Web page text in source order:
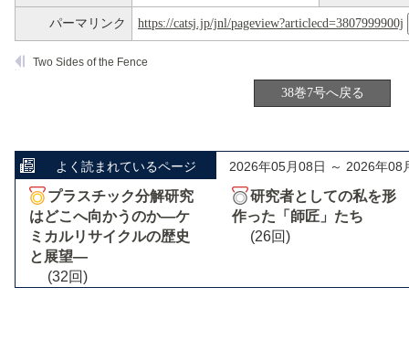
パーマリンク https://catsj.jp/jnl/pageview?articlecd=3807999900j
Two Sides of the Fence
38巻7号へ戻る
よく読まれているページ 2026年05月08日 ～ 2026年08
プラスチック分解研究
はどこへ向かうのか―ケ
ミカルリサイクルの歴史
と展望―
(32回)
研究者としての私を形
作った「師匠」たち
(26回)